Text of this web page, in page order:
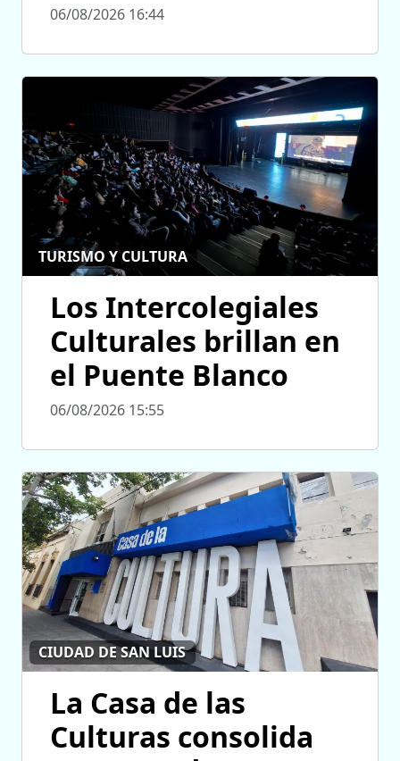
06/08/2026 16:44
TURISMO Y CULTURA
Los Intercolegiales
Culturales brillan en
el Puente Blanco
06/08/2026 15:55
CIUDAD DE SAN LUIS
La Casa de las
Culturas consolida